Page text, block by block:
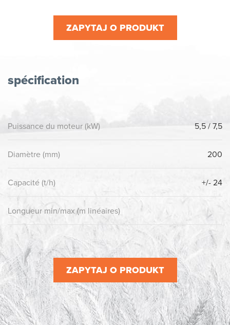
ZAPYTAJ O PRODUKT
spécification
Puissance du moteur (kW) 5,5 / 7,5
Diamètre (mm) 200
Capacité (t/h) +/- 24
Longueur min/max (m linéaires)
ZAPYTAJ O PRODUKT